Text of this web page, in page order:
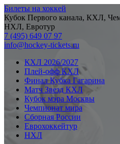
Билеты на хоккей
Кубок Первого канала, КХЛ,
НХЛ, Евротур
7 (495) 649 07 97
info@hockey-tickets.ru
КХЛ 2026/2027
Плей-офф КХЛ
Финал Кубка Гагарина
Матч Звезд КХЛ
Кубок мэра Москвы
Чемпионат мира
Сборная России
Еврохоккейтур
НХЛ